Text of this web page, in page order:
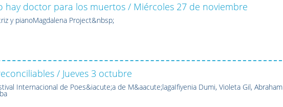
hay doctor para los muertos / Miércoles 27 de noviembre
y pianoMagdalena Project&nbsp;
/ Jueves 3 octubre
Internacional de Poes&iacute;a de M&aacute;lagaIfiyenia Dumi, Violeta Gil, Abraham